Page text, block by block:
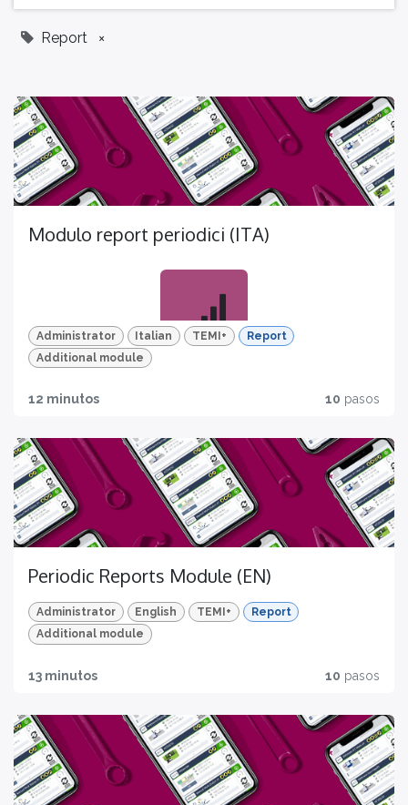
Report ×
Modulo report periodici (ITA)
Mobile ready
Administrator Italian TEMI+
Report
Additional module
12 minutos 10 pasos
Periodic Reports Module (EN)
Administrator English TEMI+
Report
Additional module
13 minutos 10 pasos